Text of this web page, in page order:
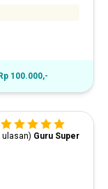
Rp 100.000,-
ulasan) Guru Super